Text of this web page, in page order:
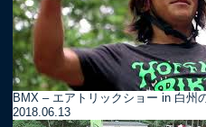
BMX – エアトリックショー in 白州
2018.06.13